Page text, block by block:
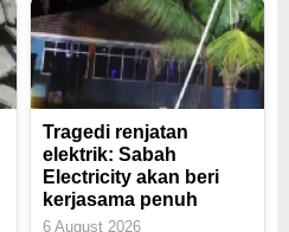
Tragedi renjatan
elektrik: Sabah
Electricity akan beri
kerjasama penuh
6 August 2026